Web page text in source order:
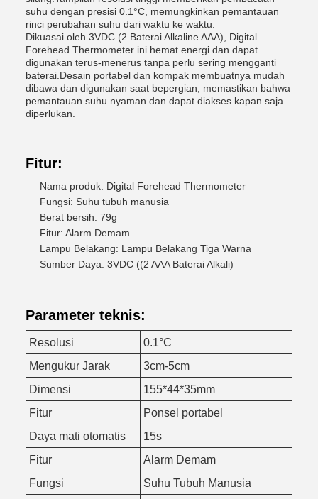
suhu dengan presisi 0.1°C, memungkinkan pemantauan
rinci perubahan suhu dari waktu ke waktu.
Dikuasai oleh 3VDC (2 Baterai Alkaline AAA), Digital
Forehead Thermometer ini hemat energi dan dapat
digunakan terus-menerus tanpa perlu sering mengganti
baterai.Desain portabel dan kompak membuatnya mudah
dibawa dan digunakan saat bepergian, memastikan bahwa
pemantauan suhu nyaman dan dapat diakses kapan saja
diperlukan.
Fitur:
Nama produk: Digital Forehead Thermometer
Fungsi: Suhu tubuh manusia
Berat bersih: 79g
Fitur: Alarm Demam
Lampu Belakang: Lampu Belakang Tiga Warna
Sumber Daya: 3VDC ((2 AAA Baterai Alkali)
Parameter teknis:
Resolusi
0.1°C
Mengukur Jarak
3cm-5cm
Dimensi
155*44*35mm
Fitur
Ponsel portabel
Daya mati otomatis
15s
Fitur
Alarm Demam
Fungsi
Suhu Tubuh Manusia